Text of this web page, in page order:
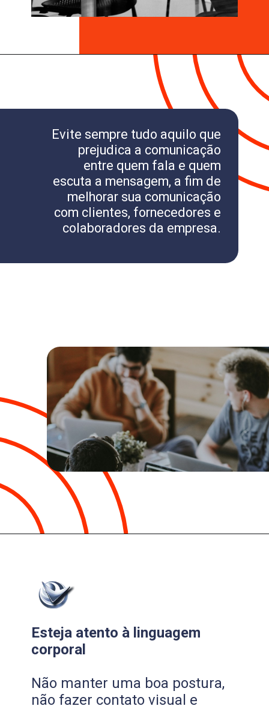
Evite sempre tudo aquilo que
prejudica a comunicação
entre quem fala e quem
escuta a mensagem, a fim de
melhorar sua comunicação
com clientes, fornecedores e
colaboradores da empresa.
Esteja atento à linguagem
corporal
Não manter uma boa postura,
não fazer contato visual e